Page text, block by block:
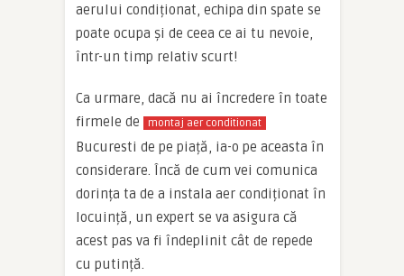
aerului condiționat, echipa din spate se
poate ocupa și de ceea ce ai tu nevoie,
într-un timp relativ scurt!
Ca urmare, dacă nu ai încredere în toate
firmele de
montaj aer conditionat
Bucuresti de pe piață, ia-o pe aceasta în
considerare. Încă de cum vei comunica
dorința ta de a instala aer condiționat în
locuință, un expert se va asigura că
acest pas va fi îndeplinit cât de repede
cu putință.